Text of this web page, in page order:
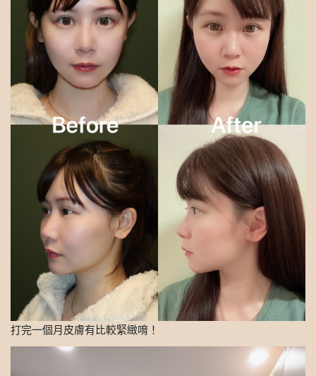
打完一個月皮膚有比較緊緻唷！